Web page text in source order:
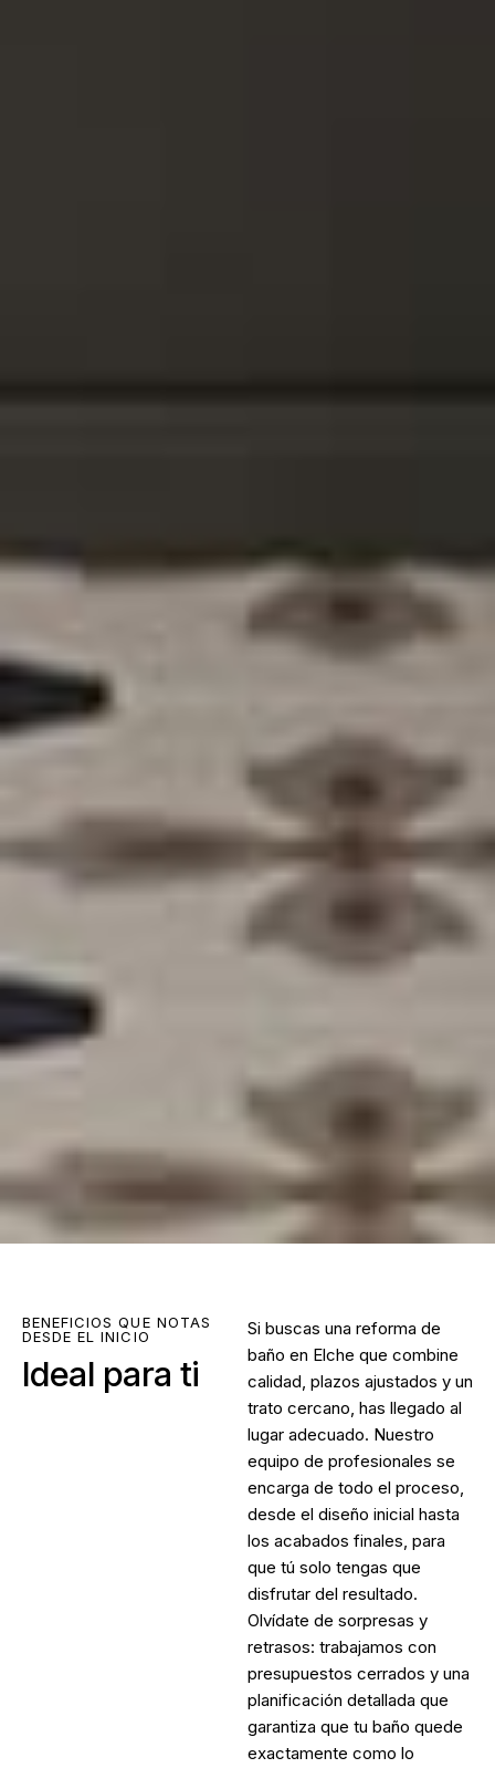
BENEFICIOS QUE NOTAS
DESDE EL INICIO
Ideal para ti
Si buscas una reforma de
baño en Elche que combine
calidad, plazos ajustados y un
trato cercano, has llegado al
lugar adecuado. Nuestro
equipo de profesionales se
encarga de todo el proceso,
desde el diseño inicial hasta
los acabados finales, para
que tú solo tengas que
disfrutar del resultado.
Olvídate de sorpresas y
retrasos: trabajamos con
presupuestos cerrados y una
planificación detallada que
garantiza que tu baño quede
exactamente como lo